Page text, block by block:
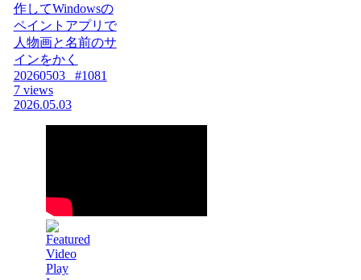
作してWindowsの
ペイントアプリで
人物画と名前のサ
インをかく
20260503_ #1081
7 views
2026.05.03